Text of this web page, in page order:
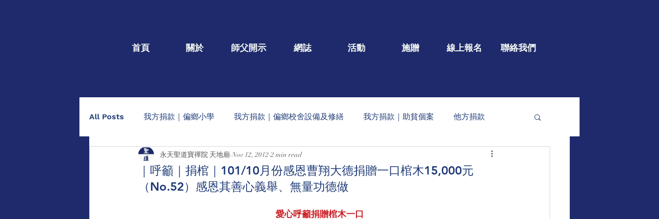
首頁 關於 師父開示 網誌 活動 施贈 線上報名 聯絡我們
All Posts 我方捐款｜偏鄉小學 我方捐款｜偏鄉校舍設備及修繕 我方捐款｜助貧個案 他方捐款
我方捐款｜個人個案 捐棺一口/大德名單公告 每月定期收到的捐款公告 大型公益
助印佛經手抄本 點燈/供養蠟燭 玄人勉語 法會/活動/壇院盛事
｜呼籲｜捐棺｜101/10月份感恩曹翔大德捐贈一口棺木15,000元
（No.52）感恩其善心義舉、無量功德做
永天聖道寶禪院 天地廟 Nov 12, 2012 2 min read
愛心呼籲捐贈棺木一口